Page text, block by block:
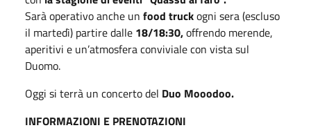
Sarà operativo anche un food truckogni sera (escluso
il martedì) partire dalle 18/18:30,offrendo merende,
aperitivi e un’atmosfera conviviale con vista sul
Duomo.
Oggi si terrà un concerto del Duo Mooodoo.
INFORMAZIONI E PRENOTAZIONI